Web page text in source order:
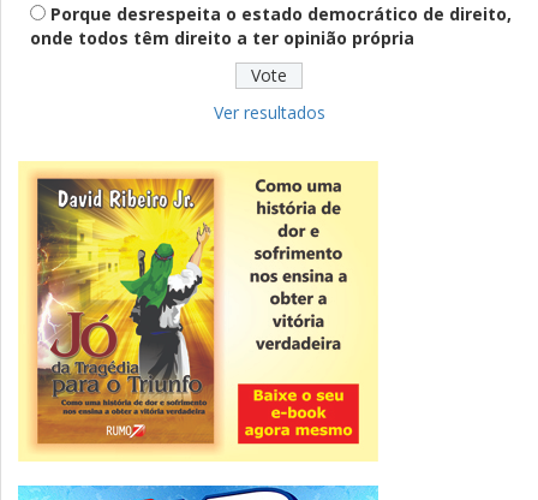
Fies: pré-selecionados têm até terça
para complementar informações
Novidade
CNPJ alfanumérico começa a ser emitido
nesta sexta
ver todas »
Porque desrespeita o estado democrático de direito,
onde todos têm direito a ter opinião própria
Ver resultados